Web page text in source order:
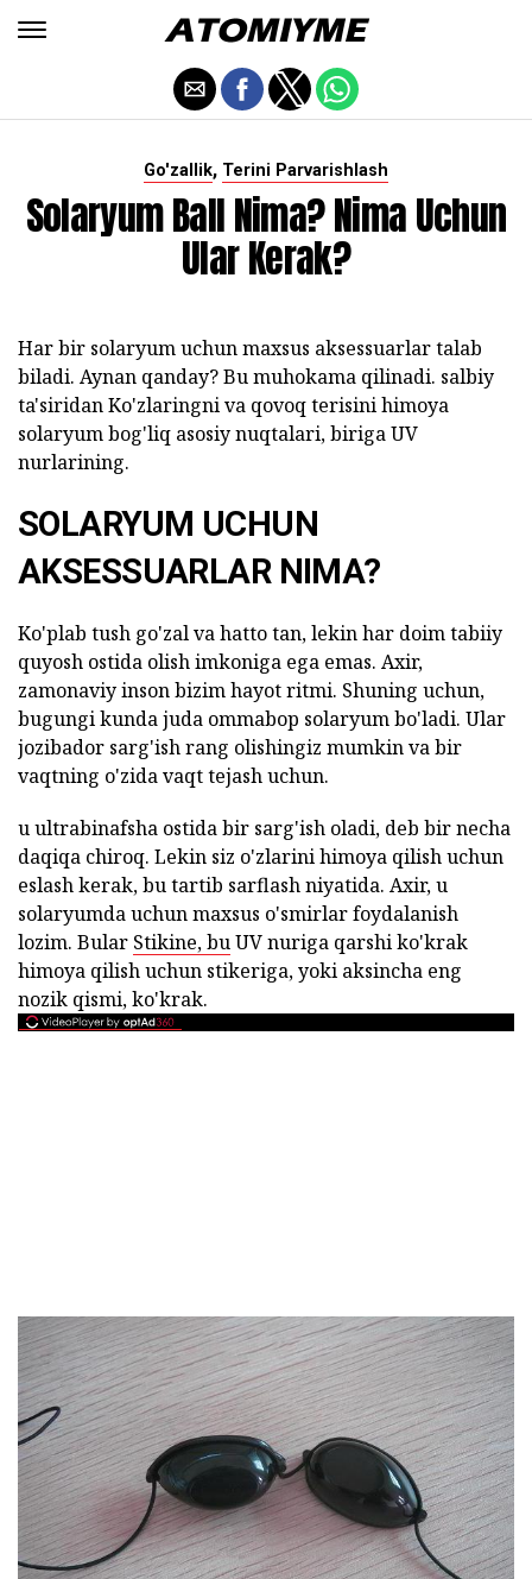
Go'zallik, Terini Parvarishlash
Solaryum Ball Nima? Nima Uchun
Ular Kerak?
Har bir solaryum uchun maxsus aksessuarlar talab
biladi. Aynan qanday? Bu muhokama qilinadi. salbiy
ta'siridan Ko'zlaringni va qovoq terisini himoya
solaryum bog'liq asosiy nuqtalari, biriga UV
nurlarining.
SOLARYUM UCHUN
AKSESSUARLAR NIMA?
Ko'plab tush go'zal va hatto tan, lekin har doim tabiiy
quyosh ostida olish imkoniga ega emas. Axir,
zamonaviy inson bizim hayot ritmi. Shuning uchun,
bugungi kunda juda ommabop solaryum bo'ladi. Ular
jozibador sarg'ish rang olishingiz mumkin va bir
vaqtning o'zida vaqt tejash uchun.
u ultrabinafsha ostida bir sarg'ish oladi, deb bir necha
daqiqa chiroq. Lekin siz o'zlarini himoya qilish uchun
eslash kerak, bu tartib sarflash niyatida. Axir, u
solaryumda uchun maxsus o'smirlar foydalanish
lozim. Bular Stikine, buUV nuriga qarshi ko'krak
himoya qilish uchun stikeriga, yoki aksincha eng
nozik qismi, ko'krak.